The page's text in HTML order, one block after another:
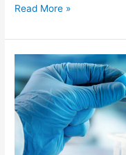
Read More »
Como
é
feito
o
controle
de